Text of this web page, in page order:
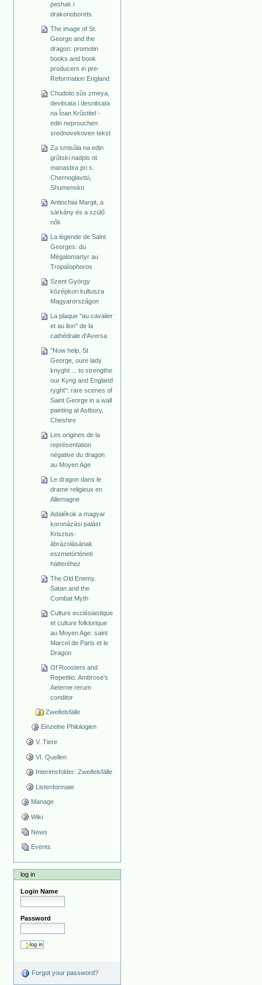
peshak i
drakonoborets
The image of St.
George and the
dragon: promotin
books and book
producers in pre-
Reformation England
Chudoto sǔs zmeya,
devitsata i desnitsata
na Ǐoan Krǔstitel -
edin neprouchen
srednovekoven tekst
Za smisǔla na edin
grǔtski nadpis ot
manastira pri s.
Chernoglavtsi,
Shumensko
Antiochiai Margit, a
sárkány és a szülő
nők
La légende de Saint
Georges: du
Mégalomartyr au
Tropaîophoros
Szent György
középkori kultusza
Magyarországon
La plaque "au cavalier
et au lion" de la
cathédrale d'Aversa
"Now help, St
George, oure lady
knyght ... to strengthe
our Kyng and England
ryght": rare scenes of
Saint George in a wall
painting at Astbury,
Cheshire
Les origines de la
représentation
négative du dragon
au Moyen Age
Le dragon dans le
drame religieux en
Allemagne
Adalékok a magyar
koronázási palást
Krisztus-
ábrázolásának
eszmetörténeti
hátteréhez
The Old Enemy.
Satan and the
Combat Myth
Culture ecclésiastique
et culture folklorique
au Moyen Age: saint
Marcel de Paris et le
Dragon
Of Roosters and
Repetitio: Ambrose's
Aeterne rerum
conditor
Zweifelsfälle
Einzelne Philologien
V. Tiere
VI. Quellen
Interimsfolder: Zweifelsfälle
Listenformate
Manage
Wiki
News
Events
log in
Login Name
Password
Forgot your password?